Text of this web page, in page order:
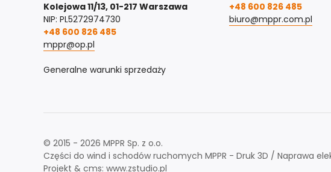
Kolejowa 11/13, 01-217 Warszawa
NIP: PL5272974730
+48 600 826 485
mppr@op.pl
Generalne warunki sprzedaży
+48 600 826 485
biuro@mppr.com.pl
© 2015 - 2026 MPPR Sp. z o.o.
Części do wind i schodów ruchomych MPPR - Druk 3D / Naprawa
Projekt & cms: www.zstudio.pl